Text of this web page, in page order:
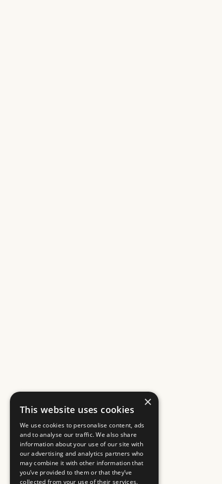
×
This website uses cookies
We use cookies to personalise content, ads
and to analyse our traffic. We also share
information about your use of our site with
our advertising and analytics partners who
may combine it with other information that
you’ve provided to them or that they’ve
collected from your use of their services.